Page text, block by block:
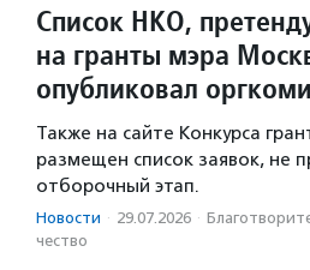
Список НКО,
на гранты мэра
опубликовал
Также на сайте Конкурса
размещен список заявок, не
отборочный этап.
Новости · 29.07.2026 ·
чест­во